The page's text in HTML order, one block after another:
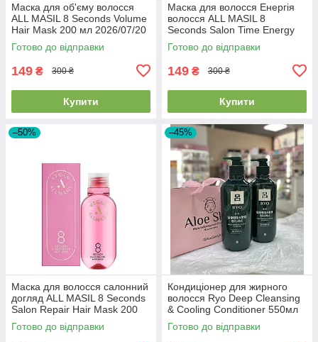
Маска для об'єму волосся
ALL MASIL 8 Seconds Volume
Hair Mask 200 мл 2026/07/20
Готово до відправки
149 ₴ 300 ₴
Купити
Маска для волосся Енергія
волосся ALL MASIL 8
Seconds Salon Time Energy
Hair Mask 200 мл 2026/07/23
Готово до відправки
149 ₴ 300 ₴
Купити
–50%
Маска для волосся салонний
догляд ALL MASIL 8 Seconds
Salon Repair Hair Mask 200
мл 2026/07/21
Готово до відправки
–45%
Кондиціонер для жирного
волосся Ryo Deep Cleansing
& Cooling Conditioner 550мл
Готово до відправки